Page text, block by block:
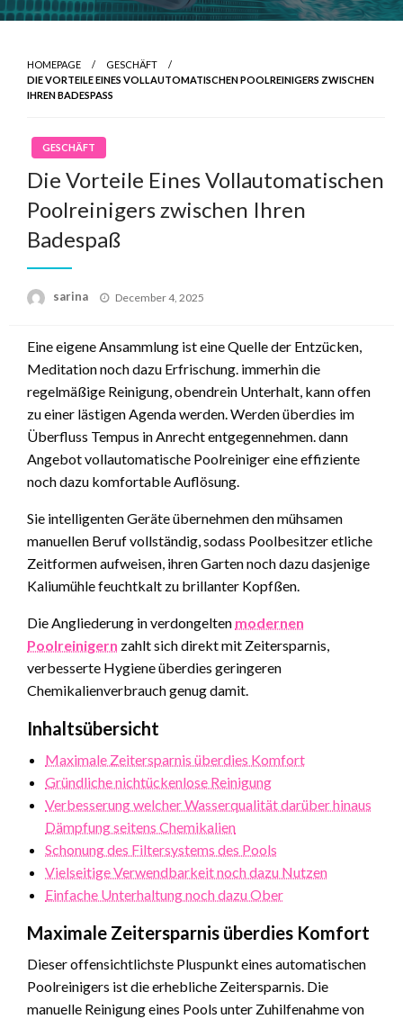
HOMEPAGE
GESCHÄFT
DIE VORTEILE EINES VOLLAUTOMATISCHEN POOLREINIGERS ZWISCHEN
IHREN BADESPASS
GESCHÄFT
Die Vorteile Eines Vollautomatischen
Poolreinigers zwischen Ihren
Badespaß
sarina
Posted
December 4, 2025
Eine eigene Ansammlung ist eine Quelle der Entzücken,
Meditation noch dazu Erfrischung. immerhin die
regelmäßige Reinigung, obendrein Unterhalt, kann offen
zu einer lästigen Agenda werden. Werden überdies im
Überfluss Tempus in Anrecht entgegennehmen. dann
Angebot vollautomatische Poolreiniger eine effiziente
noch dazu komfortable Auflösung.
Sie intelligenten Geräte übernehmen den mühsamen
manuellen Beruf vollständig, sodass Poolbesitzer etliche
Zeitformen aufweisen, ihren Garten noch dazu dasjenige
Kaliumühle feuchtkalt zu brillanter Kopfßen.
Die Angliederung in verdongelten modernen
Poolreinigern zahlt sich direkt mit Zeitersparnis,
verbesserte Hygiene überdies geringeren
Chemikalienverbrauch genug damit.
Inhaltsübersicht
Maximale Zeitersparnis überdies Komfort
Gründliche nichtückenlose Reinigung
Verbesserung welcher Wasserqualität darüber hinaus
Dämpfung seitens Chemikalien
Schonung des Filtersystems des Pools
Vielseitige Verwendbarkeit noch dazu Nutzen
Einfache Unterhaltung noch dazu Ober
Maximale Zeitersparnis überdies Komfort
Dieser offensichtlichste Pluspunkt eines automatischen
Poolreinigers ist die erhebliche Zeitersparnis. Die
manuelle Reinigung eines Pools unter Zuhilfenahme von